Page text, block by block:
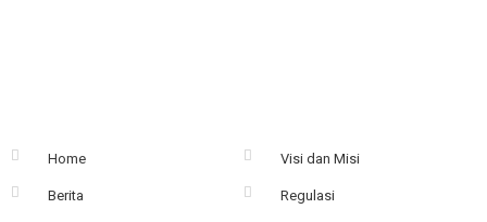
Home
Berita
Visi dan Misi
Regulasi